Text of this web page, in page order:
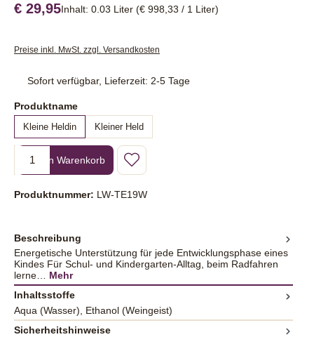
€ 29,95Inhalt: 0.03 Liter (€ 998,33 / 1 Liter)
Preise inkl. MwSt. zzgl. Versandkosten
Sofort verfügbar, Lieferzeit: 2-5 Tage
Produktnameauswählen
Kleine Heldin Kleiner Held
Produkt Anzahl: Gib den gewünschten Wert ein oder benutze die
In den Warenkorb
Produktnummer: LW-TE19W
Beschreibung
Energetische Unterstützung für jede Entwicklungsphase eines
Kindes Für Schul- und Kindergarten-Alltag, beim Radfahren
lerne… Mehr
Inhaltsstoffe
Aqua (Wasser), Ethanol (Weingeist)
Sicherheitshinweise